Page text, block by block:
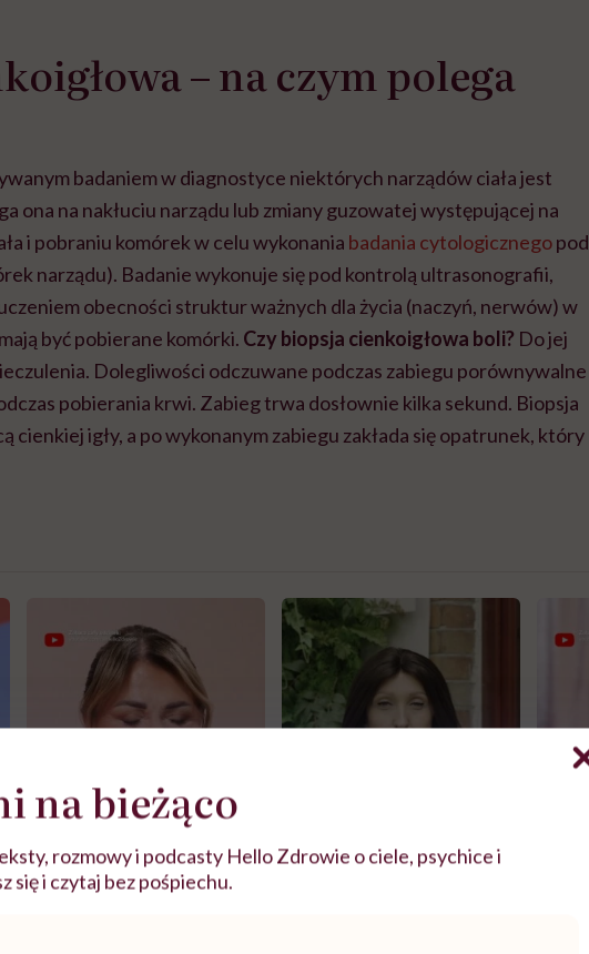
– na czym polega
badaniem w diagnostyce niektórych narządów ciała jest
ona na nakłuciu narządu lub zmiany guzowatej występującej na
i pobraniu komórek w celu wykonania badania cytologicznegopod
narządu). Badanie wykonuje się pod kontrolą ultrasonografii,
obecności struktur ważnych dla życia (naczyń, nerwów) w
być pobierane komórki. Czy biopsja cienkoigłowa boli? Do jej
Dolegliwości odczuwane podczas zabiegu porównywalne
pobierania krwi. Zabieg trwa dosłownie kilka sekund. Biopsja
cienkiej igły, a po wykonanym zabiegu zakłada się opatrunek, który
na bieżąco
rozmowy i podcasty Hello Zdrowie o ciele, psychice i
się i czytaj bez pośpiechu.